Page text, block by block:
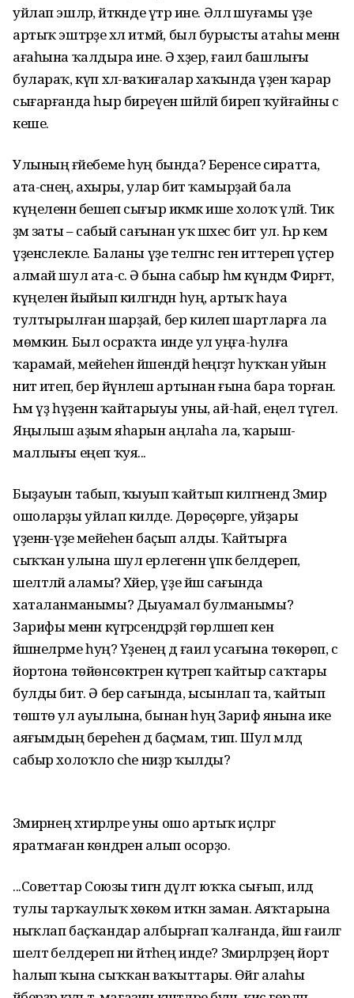
уйлап эшләр, әйткәнде үтәр ине. Әллә шуғамы үҙе
артыҡ эштәрҙе хәл итмәй, был бурысты атаһы менән
ағаһына ҡалдыра ине. Ә хәҙер, ғаилә башлығы
булараҡ, күп хәл-ваҡиғалар хаҡында үҙенә ҡарар
сығарғанда һыр биреүен шәйләй биреп ҡуйғайны әсә
кеше.
Улының ғәйебеме һуң бында? Беренсе сиратта,
ата-әсәнең, ахыры, улар бит ҡамырҙай бала
күңеленән бешеп сығыр икмәк ише холоҡ әүәләй. Тик
әҙәм заты – сабый сағынан уҡ шәхес бит ул. Һәр кем
үҙенсәлекле. Баланы үҙе теләгәнсә генә иттереп үҫтерә
алмай шул ата-әсә. Ә бына сабыр һәм күндәм Фирғәт,
күңеленә йыйып килгәндән һуң, артыҡ һауа
тултырылған шарҙай, бер килеп шартларға ла
мөмкин. Был осраҡта инде ул уңға-һулға
ҡарамай, мейеһен йәшендәй һеңгәҙәтә һуҡҡан уйын
ниәт итеп, бер йүнәлеш артынан ғына бара торған.
Һәм үҙ һүҙенән ҡайтарыуы уны, ай-һай, еңел түгел.
Яңылыш аҙым яһарын аңлаһа ла, ҡарыш­
маллығы еңеп ҡуя...
Быҙауын табып, ҡыуып ҡайтып килгәнендә Зәмирә
ошоларҙы уйлап килде. Дөрөҫөрәге, уйҙары
үҙенән-үҙе мейеһен баҫып алды. Ҡайтырға
сыҡҡан улына шул ерлегенән үпкә белдереп,
шелтә­ләй аламы? Хәйер, үҙе йәш сағында
хаталанманымы? Дыуамал булманымы?
Зарифы менән күгәрсендәрҙәй гөрләшеп кенә
йәшәнеләрме һуң? Үҙенең дә ғаилә усағына төкөрөп, әсә
йортона төйөнсөктәрен күтәреп ҡайтыр саҡтары
булды бит. Ә бер сағында, ысынлап та, ҡайтып
төштө ул ауылына, бынан һуң Зариф янына ике
аяғымдың береһен дә баҫмам, тип. Шул мәлдә
сабыр холоҡло әсәһе ниҙәр ҡылды?
Зәмирәнең хәтирәләре уны ошо артыҡ иҫләргә
яратмаған көн­дәренә алып осорҙо.
...Советтар Союзы тигән дәүләт юҡҡа сығып, илдә
тулы тарҡаулыҡ хөкөм иткән заман. Аяҡтарына
ныҡлап баҫҡандар албырғап ҡалғанда, йәш ғаиләгә
шелтә белдереп ни әйтәһең инде? Зәмирә­ләрҙең йорт
һалып ҡына сыҡҡан ваҡыттары. Өйгә алаһы